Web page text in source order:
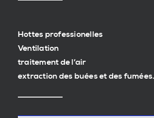
Hottes professionelles
Ventilation
traitement de l’air
extraction des buées et des